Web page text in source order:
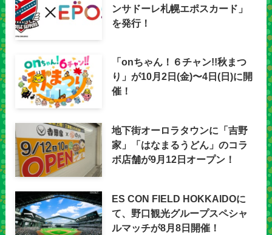
ンサドーレ札幌エポスカード」
を発行！
「onちゃん！６チャン!!秋まつ
り」が10月2日(金)〜4日(日)に開
催！
地下街オーロラタウンに「吉野
家」「はなまるうどん」のコラ
ボ店舗が9月12日オープン！
ES CON FIELD HOKKAIDOに
て、野口観光グループスペシャ
ルマッチが8月8日開催！